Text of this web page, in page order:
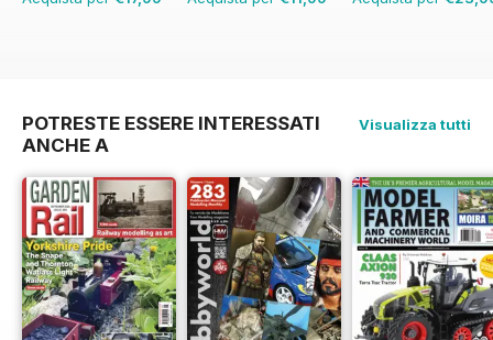
POTRESTE ESSERE INTERESSATI
ANCHE A
Visualizza tutti